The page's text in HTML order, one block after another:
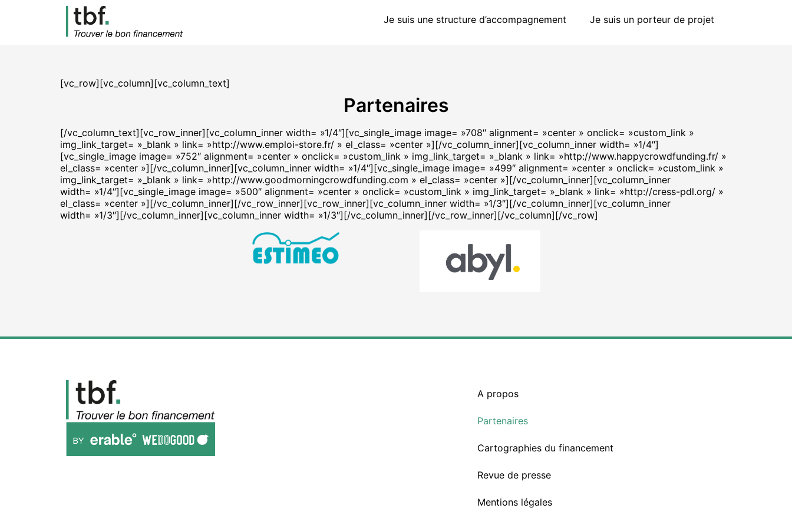
Je suis une structure d’accompagnement Je suis un porteur de projet
[vc_row][vc_column][vc_column_text]
Partenaires
[/vc_column_text][vc_row_inner][vc_column_inner width= »1/4″][vc_single_image image= »708″ alignment= »center » onclick= »custom_link »
img_link_target= »_blank » link= »http://www.emploi-store.fr/ » el_class= »center »][/vc_column_inner][vc_column_inner width= »1/4″]
[vc_single_image image= »752″ alignment= »center » onclick= »custom_link » img_link_target= »_blank » link= »http://www.happycrowdfunding.fr/ »
el_class= »center »][/vc_column_inner][vc_column_inner width= »1/4″][vc_single_image image= »499″ alignment= »center » onclick= »custom_link »
img_link_target= »_blank » link= »http://www.goodmorningcrowdfunding.com » el_class= »center »][/vc_column_inner][vc_column_inner
width= »1/4″][vc_single_image image= »500″ alignment= »center » onclick= »custom_link » img_link_target= »_blank » link= »http://cress-pdl.org/ »
el_class= »center »][/vc_column_inner][/vc_row_inner][vc_row_inner][vc_column_inner width= »1/3″][/vc_column_inner][vc_column_inner
width= »1/3″][/vc_column_inner][vc_column_inner width= »1/3″][/vc_column_inner][/vc_row_inner][/vc_column][/vc_row]
A propos
Partenaires
Cartographies du financement
Revue de presse
Mentions légales